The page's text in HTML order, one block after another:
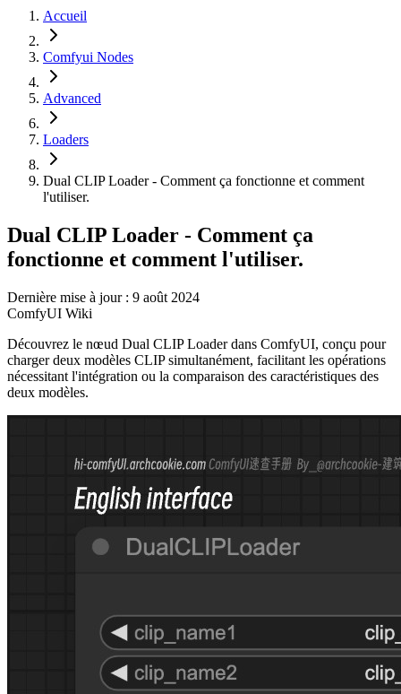
Accueil
Comfyui Nodes
Advanced
Loaders
Dual CLIP Loader - Comment ça fonctionne et comment
l'utiliser.
Dual CLIP Loader - Comment ça
fonctionne et comment l'utiliser.
Dernière mise à jour : 9 août 2024
ComfyUI Wiki
Découvrez le nœud Dual CLIP Loader dans ComfyUI, conçu pour
charger deux modèles CLIP simultanément, facilitant les opérations
nécessitant l'intégration ou la comparaison des caractéristiques des
deux modèles.